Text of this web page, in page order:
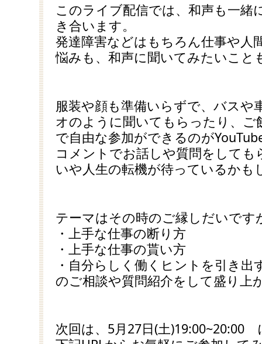
このライブ配信では、和声も一緒
き合います。
発達障害などはもちろん仕事や人
悩みも、和声に聞いてみたいこと
服装や顔も準備いらずで、バスや
オのように聞いてもらったり、
で自由な参加ができるのが
コメントでお話しや質問をしても
いや人生の転機が待っているかも
テーマはその時のご縁しだいです
・上手な仕事の断り方
・上手な仕事の貰い方
・自分らしく働くヒントを引き出
のご相談や質問紹介をして盛り上
次回は、5月27日(土)19:00~20:00